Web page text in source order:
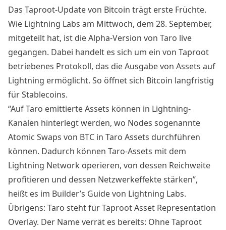
Das Taproot-Update von Bitcoin trägt erste Früchte.
Wie Lightning Labs am Mittwoch, dem 28. September,
mitgeteilt hat, ist die Alpha-Version von Taro live
gegangen. Dabei handelt es sich um ein von Taproot
betriebenes Protokoll, das die Ausgabe von Assets auf
Lightning ermöglicht. So öffnet sich Bitcoin langfristig
für Stablecoins.
“Auf Taro emittierte Assets können in Lightning-
Kanälen hinterlegt werden, wo Nodes sogenannte
Atomic Swaps von BTC in Taro Assets durchführen
können. Dadurch können Taro-Assets mit dem
Lightning Network operieren, von dessen Reichweite
profitieren und dessen Netzwerkeffekte stärken”,
heißt es im Builder’s Guide von Lightning Labs.
Übrigens: Taro steht für Taproot Asset Representation
Overlay. Der Name verrät es bereits: Ohne Taproot